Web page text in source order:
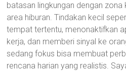
batasan lingkungan dengan
area hiburan. Tindakan kecil
tempat tertentu, menonaktifkan
kerja, dan memberi sinyal ke
sedang fokus bisa membuat
rencana harian yang realistis.